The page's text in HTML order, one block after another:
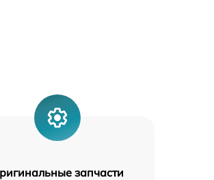
запчасти